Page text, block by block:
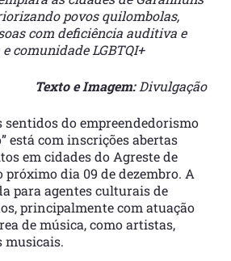
povos quilombolas,
com deficiência auditiva e
comunidade LGBTQI+
Texto e Imagem: Divulgação
sentidos do empreendedorismo
está com inscrições abertas
em cidades do Agreste de
próximo dia 09 de dezembro. A
para agentes culturais de
principalmente com atuação
de música, como artistas,
musicais.